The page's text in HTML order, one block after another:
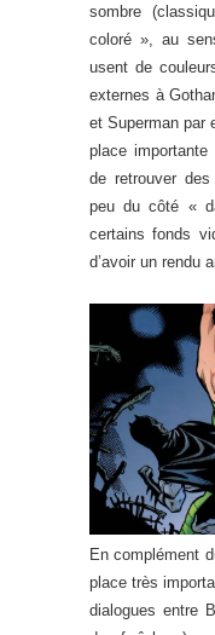
sombre
coloré », au
usent de
externes à
et Superman par
place
de retrouver
peu du côté «
certains fonds
d’avoir un rendu
En complément
place très
dialogues entre